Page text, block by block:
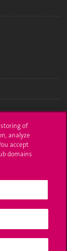
storing of
analyze
accept
domains